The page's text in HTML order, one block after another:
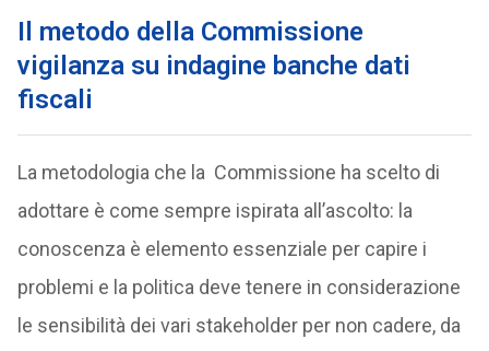
Il metodo della Commissione
vigilanza su indagine banche dati
fiscali
La metodologia che la Commissione ha scelto di
adottare è come sempre ispirata all’ascolto: la
conoscenza è elemento essenziale per capire i
problemi e la politica deve tenere in considerazione
le sensibilità dei vari stakeholder per non cadere, da